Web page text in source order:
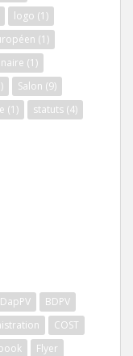
logo (1)
(1)
(1)
Salon (9)
(1) statuts (4)
BDPV
COST
Flyer